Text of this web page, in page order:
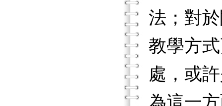
法；對
教學方
處，或
為這一